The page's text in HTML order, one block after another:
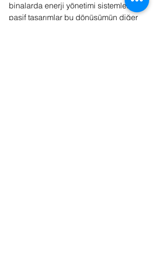
binalarda enerji yönetimi sistemleri ve
pasif tasarımlar bu dönüşümün diğer